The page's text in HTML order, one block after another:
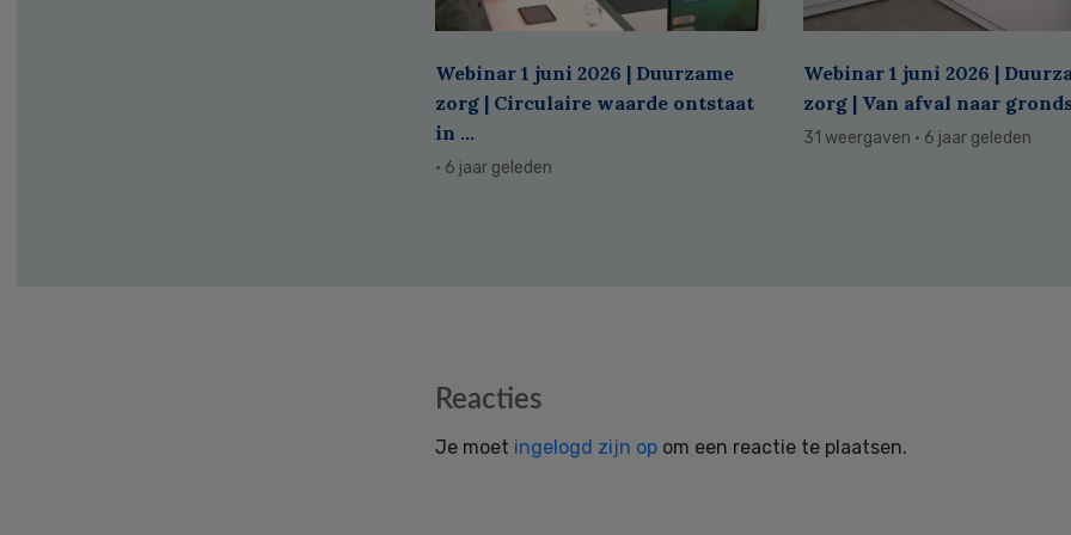
Webinar 1 juni 2026 | Duurzame
zorg | Circulaire waarde ontstaat
in ...
· 6 jaar geleden
Webinar 1 juni 2026 |
zorg | Van afval naar
31 weergaven · 6 jaar geleden
Reacties
Je moet ingelogd zijn op om een reactie te plaatsen.